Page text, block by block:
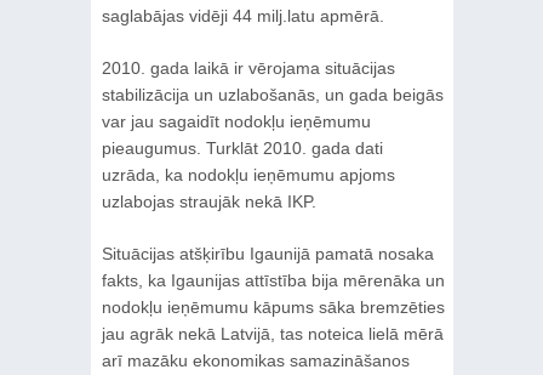
saglabājas vidēji 44 milj.latu apmērā.
2010. gada laikā ir vērojama situācijas
stabilizācija un uzlabošanās, un gada beigās
var jau sagaidīt nodokļu ieņēmumu
pieaugumus. Turklāt 2010. gada dati
uzrāda, ka nodokļu ieņēmumu apjoms
uzlabojas straujāk nekā IKP.
Situācijas atšķirību Igaunijā pamatā nosaka
fakts, ka Igaunijas attīstība bija mērenāka un
nodokļu ieņēmumu kāpums sāka bremzēties
jau agrāk nekā Latvijā, tas noteica lielā mērā
arī mazāku ekonomikas samazināšanos